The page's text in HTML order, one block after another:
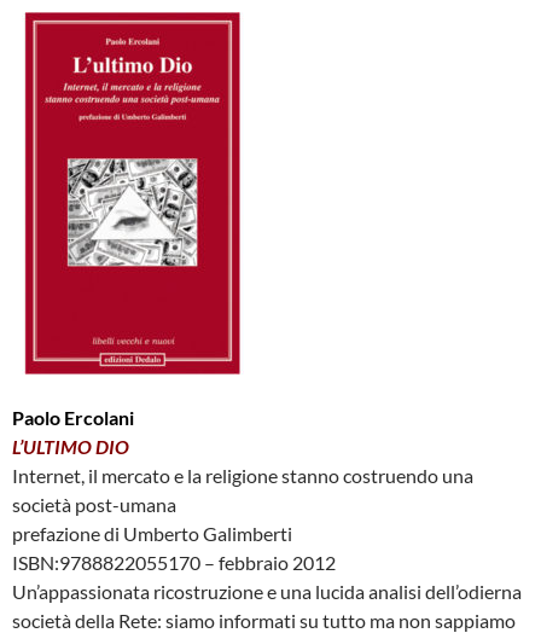
Paolo Ercolani
L’ULTIMO DIO
Internet, il mercato e la religione stanno costruendo una
società post-umana
prefazione di Umberto Galimberti
ISBN:9788822055170 – febbraio 2012
Un’appassionata ricostruzione e una lucida analisi dell’odierna
società della Rete: siamo informati su tutto ma non sappiamo